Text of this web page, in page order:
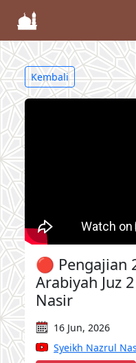
Kembali
🔴 Pengajian
Arabiyah Juz
Nasir
16 Jun, 2026
Syeikh Nazrul